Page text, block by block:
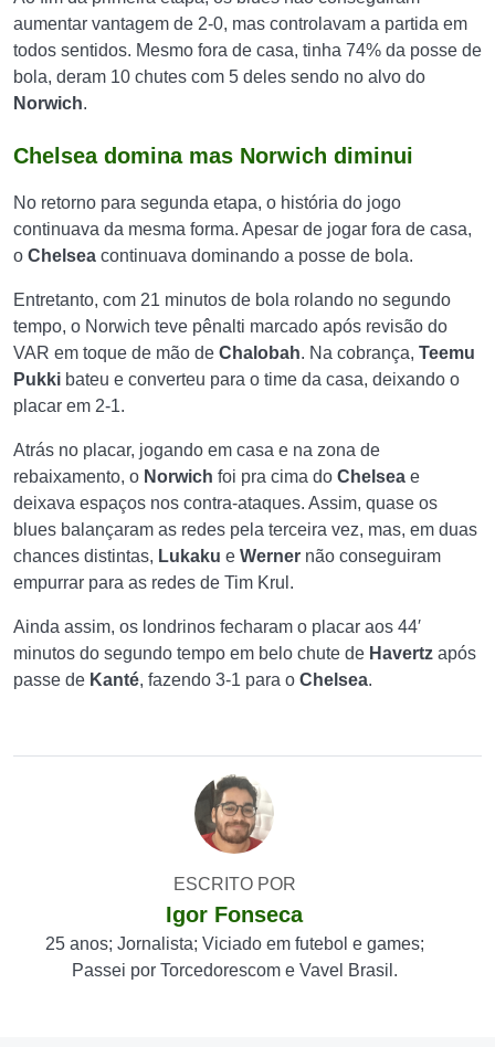
aumentar vantagem de 2-0, mas controlavam a partida em
todos sentidos. Mesmo fora de casa, tinha 74% da posse de
bola, deram 10 chutes com 5 deles sendo no alvo do
Norwich.
Chelsea domina mas Norwich diminui
No retorno para segunda etapa, o história do jogo
continuava da mesma forma. Apesar de jogar fora de casa,
o Chelsea continuava dominando a posse de bola.
Entretanto, com 21 minutos de bola rolando no segundo
tempo, o Norwich teve pênalti marcado após revisão do
VAR em toque de mão de Chalobah. Na cobrança, Teemu
Pukki bateu e converteu para o time da casa, deixando o
placar em 2-1.
Atrás no placar, jogando em casa e na zona de
rebaixamento, o Norwich foi pra cima do Chelsea e
deixava espaços nos contra-ataques. Assim, quase os
blues balançaram as redes pela terceira vez, mas, em duas
chances distintas, Lukaku e Werner não conseguiram
empurrar para as redes de Tim Krul.
Ainda assim, os londrinos fecharam o placar aos 44′
minutos do segundo tempo em belo chute de Havertz após
passe de Kanté, fazendo 3-1 para o Chelsea.
ESCRITO POR
Igor Fonseca
25 anos; Jornalista; Viciado em futebol e games;
Passei por Torcedorescom e Vavel Brasil.